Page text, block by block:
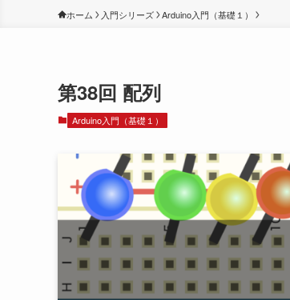
ホーム 入門シリーズ Arduino入門（基礎１）
第38回 配列
Arduino入門（基礎１）